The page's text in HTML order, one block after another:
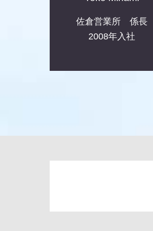
佐倉営業所 係長
2008年入社